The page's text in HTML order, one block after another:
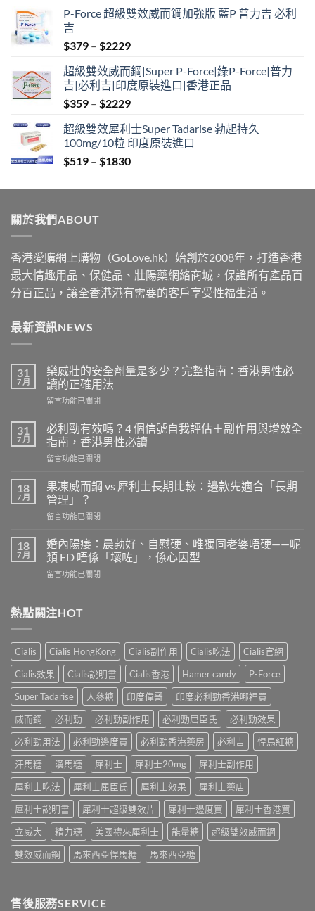
P-Force 超級雙效威而鋼加強版 藍P 普力吉 必利
吉
$379 – $2229Price
$379
through
$2229
超級雙效威而鋼|Super P-Force|綠P-Force|普力
吉|必利吉|印度原裝進口|香港正品
$359 – $2229Price
$359
through
$2229
超級雙效犀利士Super Tadarise 勃起持久
100mg/10粒 印度原裝進口
$519 – $1830Price
$519
關於我們ABOUT
香港愛購網上購物（GoLove.hk）始創於2008年，打造香港
最大情趣用品、保健品、壯陽藥網絡商城，保證所有產品百
分百正品，讓全香港港有需要的客戶享受性福生活。
最新資訊NEWS
31
7 月
樂威壯的安全劑量是多少？完整指南：香港男性必
讀的正確用法
在
威
壯
的
安
劑
量
是
多
完
整
南：
男
讀
的
正
確
用
法〉
留言功能已關閉
31
7 月
必利勁有效嗎？4 個信號自我評估＋副作用與增效全
指南，香港男性必讀
在
利
勁
有
效
4
個
信
號
評
副
作
用
與
增
效
指
南，
香
男
性
必
讀〉
留言功能已關閉
18
7 月
果凍威而鋼 vs 犀利士長期比較：邊款先適合「長期
管理」？
在
凍
威
而
鋼
利
期
比
較：
邊
款
先
合
「長
期
理」？〉
中
留言功能已關閉
18
7 月
婚內陽痿：晨勃好、自慰硬、唯獨同老婆唔硬——呢
類 ED 唔係「壞咗」，係心因型
在
陽
痿：
勃
好、
自
慰
硬、
唯
同
老
婆
硬
——
呢
類
ED
係
「壞
心
因
留言功能已關閉
熱點關注HOT
Cialis Cialis HongKong Cialis副作用 Cialis吃法
Cialis官網
Cialis效果
Cialis說明書 Cialis香港 Hamer candy
P-Force
Super Tadarise
人參糖 印度偉哥
印度必利勁香港哪裡買
威而鋼
必利勁 必利勁副作用 必利勁屈臣氏
必利勁效果
必利勁用法
必利勁邊度買 必利勁香港藥房 必利吉
悍馬紅糖
汗馬糖
漢馬糖 犀利士 犀利士20mg
犀利士副作用
犀利士吃法
犀利士屈臣氏 犀利士效果
犀利士藥店
犀利士說明書
犀利士超級雙效片 犀利士邊度買
犀利士香港買
立威大
精力糖 美國禮來犀利士 能量糖
超級雙效威而鋼
雙效威而鋼
馬來西亞悍馬糖 馬來西亞糖
售後服務SERVICE